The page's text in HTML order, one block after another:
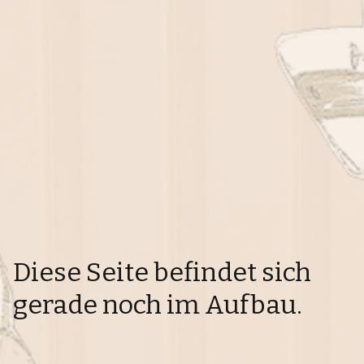
Diese Seite befindet sich
gerade noch im Aufbau.